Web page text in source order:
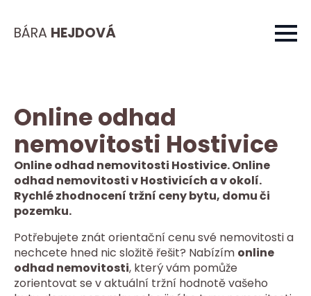
BÁRA HEJDOVÁ
Online odhad
nemovitosti Hostivice
Online odhad nemovitosti Hostivice. Online
odhad nemovitosti v Hostivicích a v okolí.
Rychlé zhodnocení tržní ceny bytu, domu či
pozemku.
Potřebujete znát orientační cenu své nemovitosti a
nechcete hned nic složitě řešit? Nabízím online
odhad nemovitosti, který vám pomůže
zorientovat se v aktuální tržní hodnotě vašeho